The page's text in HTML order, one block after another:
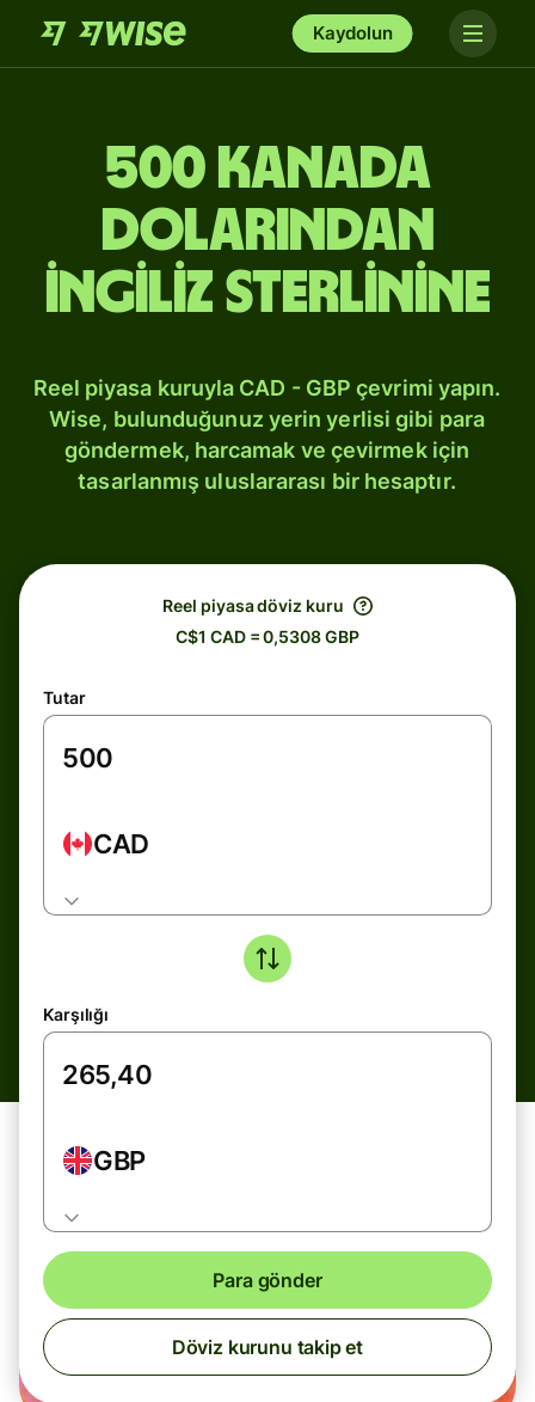
Kaydolun
500 Kanada
dolarından
İngiliz sterlinine
Reel piyasa kuruyla CAD - GBP çevrimi yapın.
Wise, bulunduğunuz yerin yerlisi gibi para
göndermek, harcamak ve çevirmek için
tasarlanmış uluslararası bir hesaptır.
Reel piyasa döviz kuru
C$1 CAD = 0,5308 GBP
Tutar
CAD
Karşılığı
GBP
Para gönder
Döviz kurunu takip et